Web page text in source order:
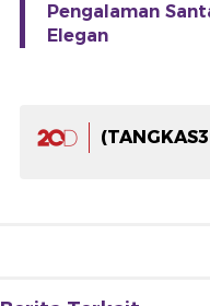
Pengalaman
Elegan